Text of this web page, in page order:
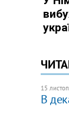
15
В